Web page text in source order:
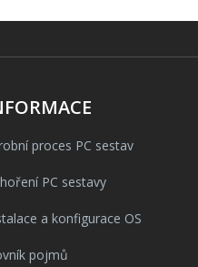
proces PC sestav
PC sestavy
a konfigurace OS
pojmů